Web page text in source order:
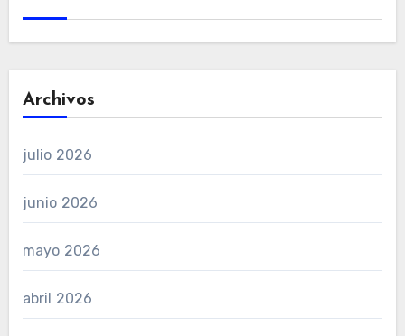
Archivos
julio 2026
junio 2026
mayo 2026
abril 2026